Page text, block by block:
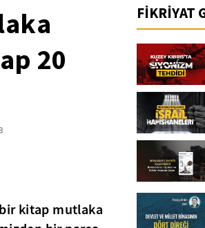
20
bir kitap mutlaka
FİKRİYAT